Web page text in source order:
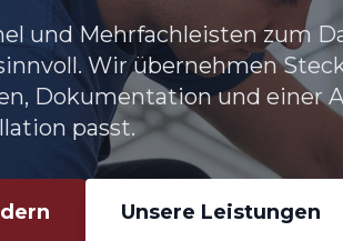
und Mehrfachleisten zum
Wir übernehmen
Dokumentation und einer
passt.
Unsere Leistungen